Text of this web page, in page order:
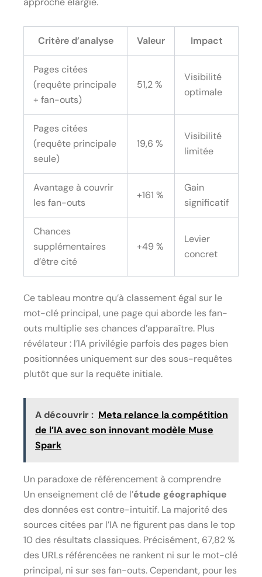
Critère d’analyse Valeur Impact
Pages citées
(requête principale
+ fan-outs)
51,2 %
Visibilité
optimale
Pages citées
(requête principale
seule)
19,6 %
Visibilité
limitée
Avantage à couvrir
les fan-outs
+161 %
Gain
significatif
Chances
supplémentaires
d’être cité
+49 %
Levier
concret
Ce tableau montre qu’à classement égal sur le
mot-clé principal, une page qui aborde les fan-
outs multiplie ses chances d’apparaître. Plus
révélateur : l’IA privilégie parfois des pages bien
positionnées uniquement sur des sous-requêtes
plutôt que sur la requête initiale.
A découvrir : Meta relance la compétition
de l’IA avec son innovant modèle Muse
Spark
Un paradoxe de référencement à comprendre
Un enseignement clé de l’étude géographique
des données est contre-intuitif. La majorité des
sources citées par l’IA ne figurent pas dans le top
10 des résultats classiques. Précisément, 67,82 %
des URLs référencées ne rankent ni sur le mot-clé
principal, ni sur ses fan-outs. Cependant, pour les